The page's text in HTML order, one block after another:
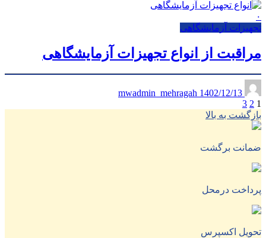
۰
تجهیزات آزمایشگاهی
مراقبت از انواع تجهیزات آزمایشگاهی
1402/12/13
1
2
3
بازگشت به بالا
ضمانت برگشت
پرداخت درمحل
تحویل اکسپرس